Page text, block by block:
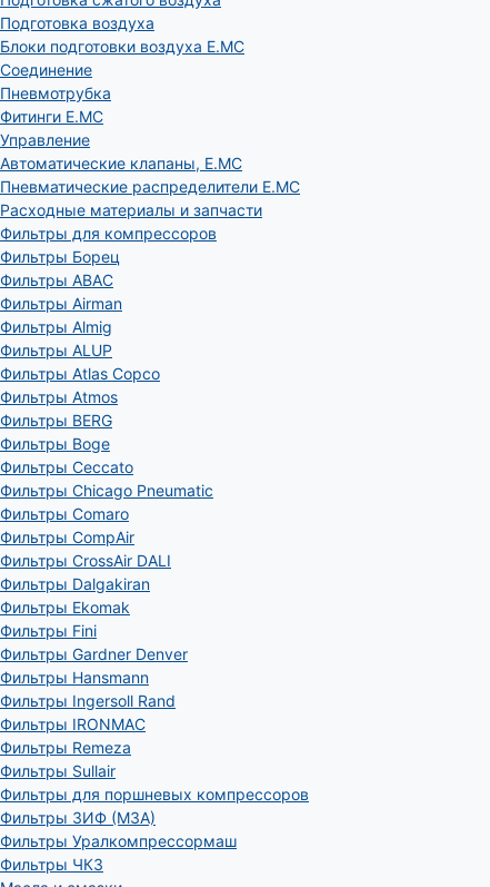
Подготовка воздуха
Блоки подготовки воздуха E.MC
Соединение
Пневмотрубка
Фитинги E.MC
Управление
Автоматические клапаны, Е.МС
Пневматические распределители E.MC
Расходные материалы и запчасти
Фильтры для компрессоров
Фильтры Борец
Фильтры ABAC
Фильтры Airman
Фильтры Almig
Фильтры ALUP
Фильтры Atlas Copco
Фильтры Atmos
Фильтры BERG
Фильтры Boge
Фильтры Ceccato
Фильтры Chicago Pneumatic
Фильтры Comaro
Фильтры CompAir
Фильтры CrossAir DALI
Фильтры Dalgakiran
Фильтры Ekomak
Фильтры Fini
Фильтры Gardner Denver
Фильтры Hansmann
Фильтры Ingersoll Rand
Фильтры IRONMAC
Фильтры Remeza
Фильтры Sullair
Фильтры для поршневых компрессоров
Фильтры ЗИФ (МЗА)
Фильтры Уралкомпрессормаш
Фильтры ЧКЗ